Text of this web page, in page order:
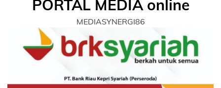
PORTAL MEDIA online
MEDIASYNERGI86